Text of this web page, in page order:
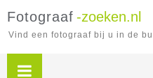
Fotograaf -zoeken.nl
Vind een fotograaf bij u in de